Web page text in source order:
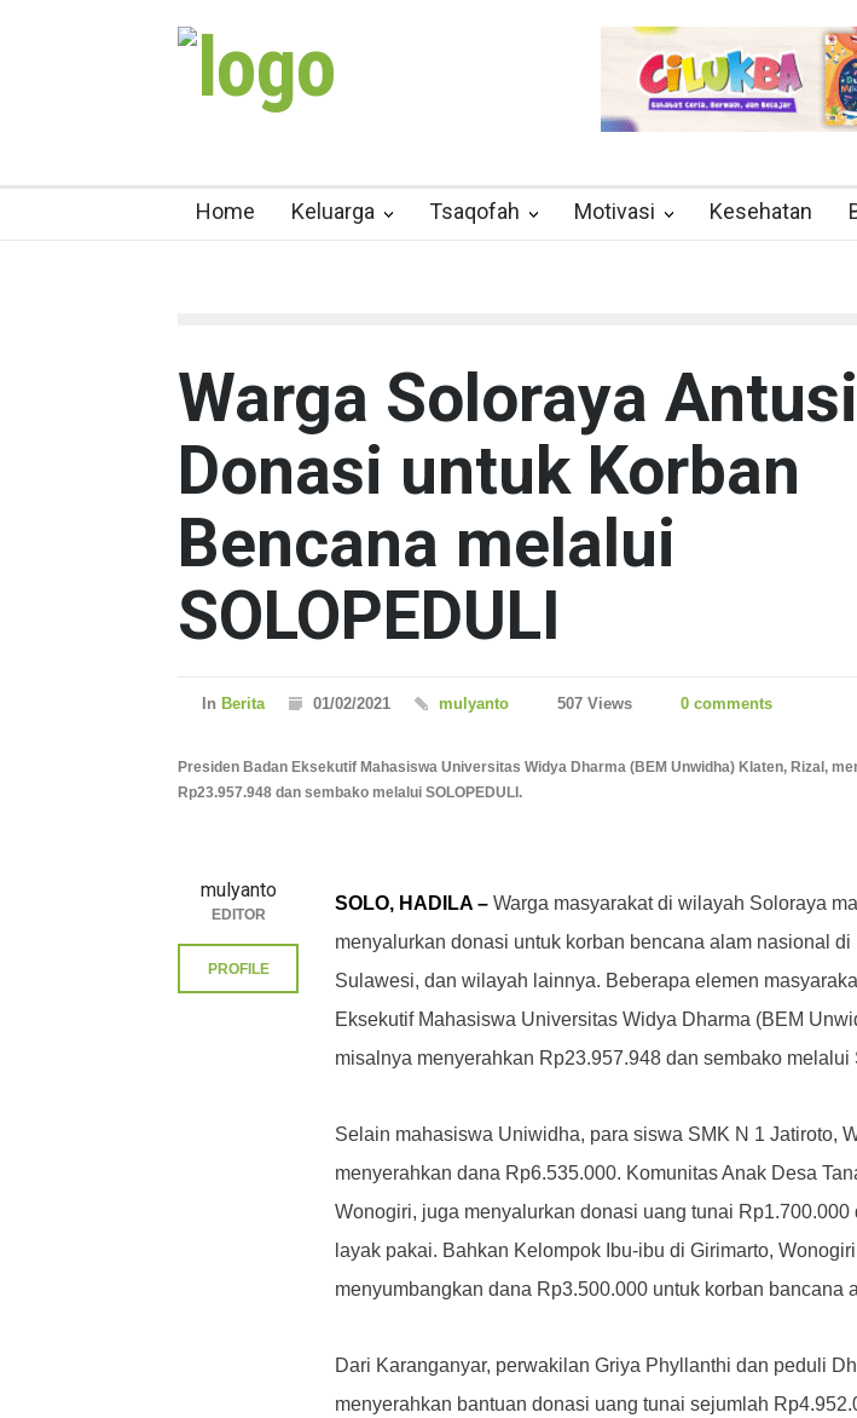
Home Keluarga Tsaqofah Motivasi Kesehatan
Warga Soloraya
Donasi untuk Korban
Bencana melalui
SOLOPEDULI
In Berita 01/02/2021 mulyanto 507 Views 0 comments
Presiden Badan Eksekutif Mahasiswa Universitas Widya Dharma (BEM Unwidha) Klaten, Rizal,
Rp23.957.948 dan sembako melalui SOLOPEDULI.
SOLO, HADILA – Warga masyarakat di wilayah Soloraya
menyalurkan donasi untuk korban bencana alam nasional di
Sulawesi, dan wilayah lainnya. Beberapa elemen
Eksekutif Mahasiswa Universitas Widya Dharma (BEM
misalnya menyerahkan Rp23.957.948 dan sembako melalui
Selain mahasiswa Uniwidha, para siswa SMK N 1 Jatiroto,
menyerahkan dana Rp6.535.000. Komunitas Anak Desa
Wonogiri, juga menyalurkan donasi uang tunai Rp1.700.000
layak pakai. Bahkan Kelompok Ibu-ibu di Girimarto,
menyumbangkan dana Rp3.500.000 untuk korban bancana
Dari Karanganyar, perwakilan Griya Phyllanthi dan peduli
menyerahkan bantuan donasi uang tunai sejumlah
mulyanto
EDITOR
PROFILE